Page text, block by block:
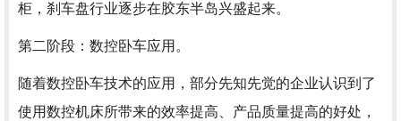
柜，刹车盘行业逐步在胶东半岛兴盛起来。
第二阶段：数控卧车应用。
随着数控卧车技术的应用，部分先知先觉的企业认识到了
使用数控机床所带来的效率提高、产品质量提高的好处，